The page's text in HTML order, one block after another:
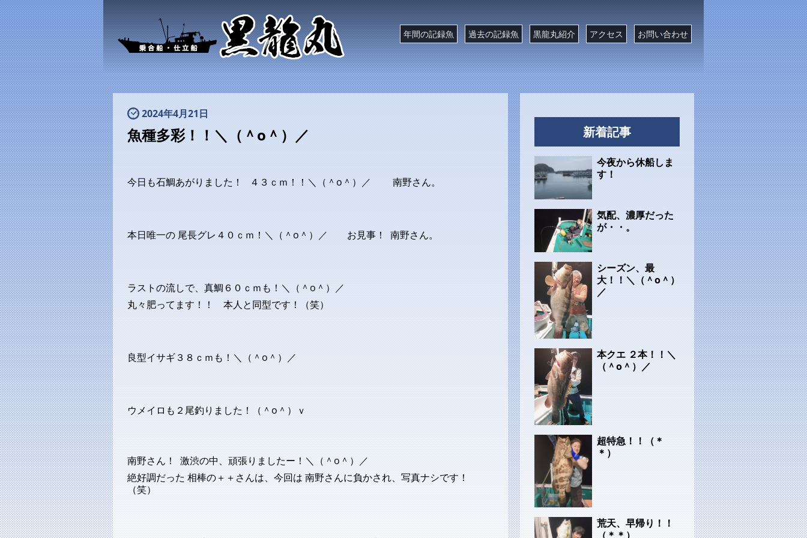
年間の記録魚 過去の記録魚 黒龍丸紹介 アクセス お問い合わせ
2024年4月21日
魚種多彩！！＼（＾o＾）／
今日も石鯛あがりました！ ４３ｃｍ！！＼（＾o＾）／ 南野さん。
本日唯一の 尾長グレ４０ｃｍ！＼（＾o＾）／ お見事！ 南野さん。
ラストの流しで、真鯛６０ｃｍも！＼（＾o＾）／
丸々肥ってます！！ 本人と同型です！（笑）
良型イサギ３８ｃｍも！＼（＾o＾）／
ウメイロも２尾釣りました！（＾o＾）ｖ
南野さん！ 激渋の中、頑張りましたー！＼（＾o＾）／
絶好調だった 相棒の＋＋さんは、今回は 南野さんに負かされ、写真ナシです！
（笑）
新着記事
今夜から休船しま
す！
気配、濃厚だった
が・・。
シーズン、最
大！！＼（＾o＾）
／
本クエ ２本！！＼
（＾o＾）／
超特急！！（＊
＊）
荒天、早帰り！！
（＊＊）